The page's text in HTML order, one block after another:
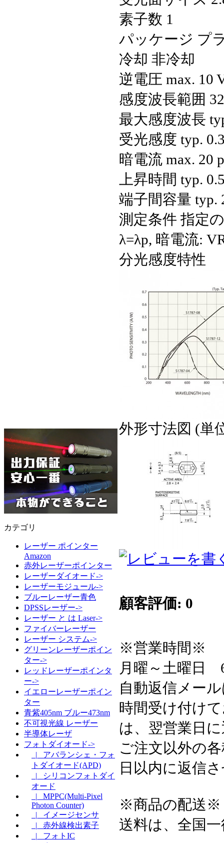
カテゴリ
レーザー ポインター
Amazon
赤外レーザーポインター
レーザーダイオード->
レーザーモジュール->
ブルーレーザー青色
DPSSレーザー->
レーザー と は Laser->
ファイバーレーザー
レーザー システム->
グリーンレーザーポイン
ター->
レッドレーザーポインタ
ー->
イエローレーザーポイン
ター
青紫405nm ブルー473nm
不可視光線 レーザー
半導体レーザ
フォトダイオード->
|_ アバランシェ・フォ
トダイオード(APD)
|_ シリコンフォトダイ
オード
|_ MPPC(Multi-Pixel
Photon Counter)
|_ イメージセンサ
|_ 赤外線検出素子
|_ フォトIC
素子数 1
パッケージ プ
冷却 非冷却
逆電圧 max. 10
感度波長範囲
最大感度波長
受光感度 typ.
暗電流 max. 20
上昇時間 typ.
端子間容量 typ.
測定条件 指定
λ=λp, 暗電流:
分光感度特性
外形寸法図 (単
顧客評価: 0
※営業時間※
月曜～土曜日
自動返信メー
時間受け付け
は、翌営業日
ご注文以外の
日以内に返信
※商品の配送※
送料は、全国